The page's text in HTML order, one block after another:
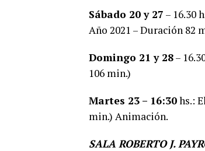
Sábado 20 y 27 – 16.30
Año 2021 – Duración 82
Domingo 21 y 28–
106 min.)
Martes 23 – 16:30hs.:
min.) Animación.
SALA ROBERTO J.